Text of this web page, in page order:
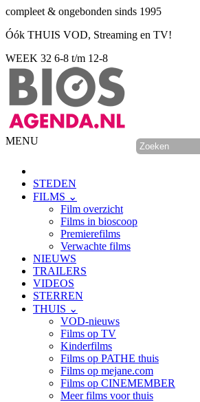
compleet & ongebonden sinds 1995
Óók THUIS VOD, Streaming en TV!
WEEK 32 6-8 t/m 12-8
MENU
STEDEN
FILMS ⌄
Film overzicht
Films in bioscoop
Premierefilms
Verwachte films
NIEUWS
TRAILERS
VIDEOS
STERREN
THUIS ⌄
VOD-nieuws
Films op TV
Kinderfilms
Films op PATHE thuis
Films op mejane.com
Films op CINEMEMBER
Meer films voor thuis